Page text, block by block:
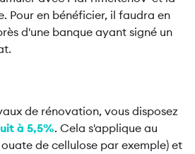
Pour en bénéficier, il faudra en
d'une banque ayant signé un
de rénovation, vous disposez
à 5,5%. Cela s'applique au
de cellulose par exemple) et